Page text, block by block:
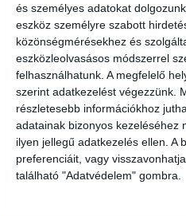
és személyes adatokat
eszköz személyre szabott
közönségmérésekhez és
eszközleolvasásos módszerrel
felhasználhatunk. A megfelelő
szerint adatkezelést végezzünk.
részletesebb információkhoz
adatainak bizonyos kezeléséhez
ilyen jellegű adatkezelés ellen. A
preferenciáit, vagy
található "Adatvédelem" gombra.
Urbán Zsolt